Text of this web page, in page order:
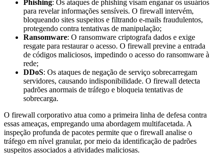
Phishing: Os ataques de phishing visam enganar os usuários
para revelar informações sensíveis. O firewall intervém,
bloqueando sites suspeitos e filtrando e-mails fraudulentos,
protegendo contra tentativas de manipulação;
Ransomware: O ransomware criptografa dados e exige
resgate para restaurar o acesso. O firewall previne a entrada
de códigos maliciosos, impedindo o acesso do ransomware à
rede;
DDoS: Os ataques de negação de serviço sobrecarregam
servidores, causando indisponibilidade. O firewall detecta
padrões anormais de tráfego e bloqueia tentativas de
sobrecarga.
O firewall corporativo atua como a primeira linha de defesa contra
essas ameaças, empregando uma abordagem multifacetada. A
inspeção profunda de pacotes permite que o firewall analise o
tráfego em nível granular, por meio da identificação de padrões
suspeitos associados a atividades maliciosas.